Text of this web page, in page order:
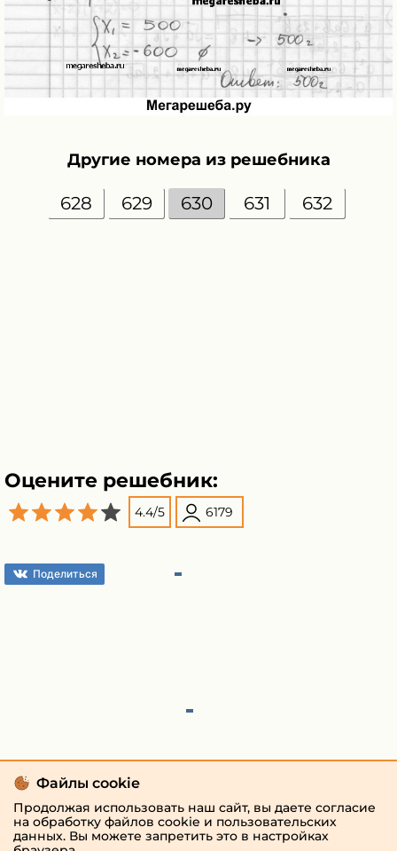
Другие номера из решебника
628 629 630 631 632
Оцените решебник:
4.4/5 6179
Поделиться
Файлы cookie
Продолжая использовать наш сайт, вы даете согласие
на обработку файлов cookie и пользовательских
данных. Вы можете запретить это в настройках